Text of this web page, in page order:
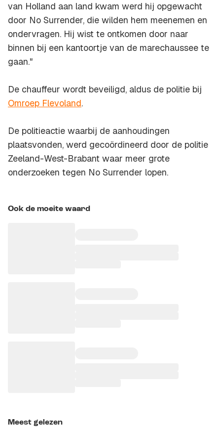
van Holland aan land kwam werd hij opgewacht
door No Surrender, die wilden hem meenemen en
ondervragen. Hij wist te ontkomen door naar
binnen bij een kantoortje van de marechaussee te
gaan."
De chauffeur wordt beveiligd, aldus de politie bij
Omroep Flevoland.
De politieactie waarbij de aanhoudingen
plaatsvonden, werd gecoördineerd door de politie
Zeeland-West-Brabant waar meer grote
onderzoeken tegen No Surrender lopen.
Ook de moeite waard
Meest gelezen